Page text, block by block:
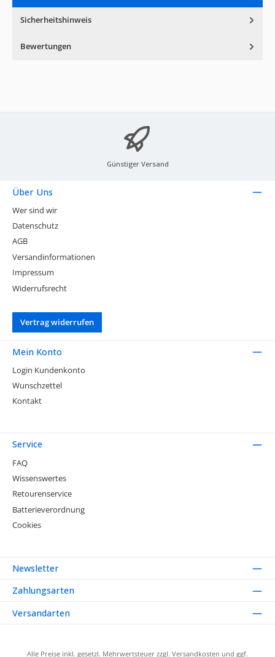
Sicherheitshinweis
Bewertungen
Günstiger Versand
Über Uns
Wer sind wir
Datenschutz
AGB
Versandinformationen
Impressum
Widerrufsrecht
Vertrag widerrufen
Mein Konto
Login Kundenkonto
Wunschzettel
Kontakt
Service
FAQ
Wissenswertes
Retourenservice
Batterieverordnung
Cookies
Newsletter
Zahlungsarten
Versandarten
Alle Preise inkl. gesetzl. Mehrwertsteuer zzgl. Versandkosten und ggf.